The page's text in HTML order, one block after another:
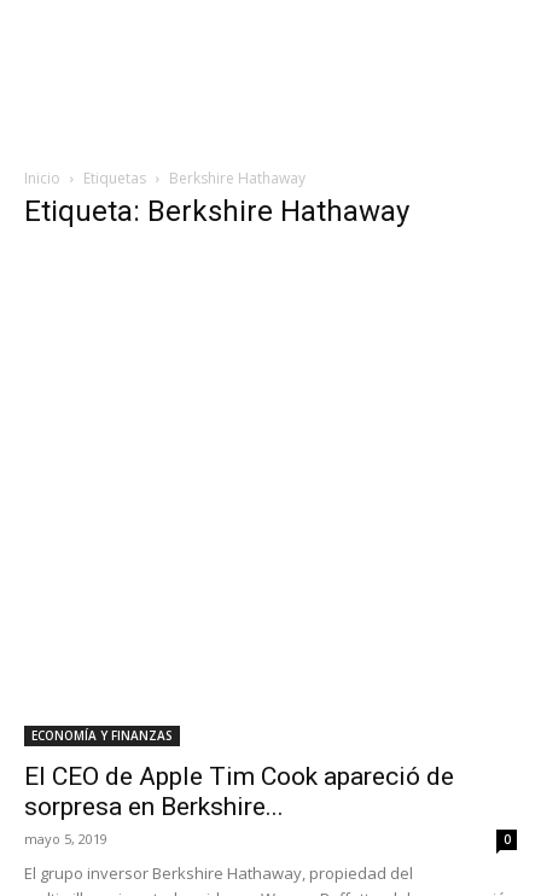
Inicio Etiquetas Berkshire Hathaway
Etiqueta: Berkshire Hathaway
ECONOMÍA Y FINANZAS
El CEO de Apple Tim Cook apareció de
sorpresa en Berkshire...
mayo 5, 2019 0
El grupo inversor Berkshire Hathaway, propiedad del